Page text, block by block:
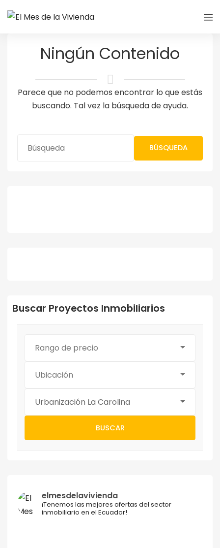
Ningún Contenido
Parece que no podemos encontrar lo que estás
buscando. Tal vez la búsqueda de ayuda.
BÚSQUEDA
Buscar Proyectos Inmobiliarios
Rango de precio
Ubicación
Urbanización La Carolina
BUSCAR
elmesdelavivienda
¡Tenemos las mejores ofertas del sector
inmobiliario en el Ecuador!